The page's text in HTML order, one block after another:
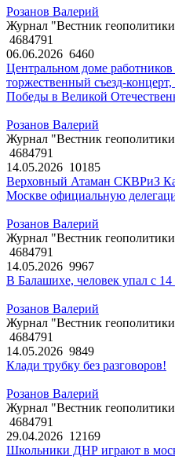
Розанов Валерий
Журнал "Вестник
4684791
06.06.2026 6460
Центральном доме работников
торжественный съезд-
Победы в Великой
Розанов Валерий
Журнал "Вестник
4684791
14.05.2026 10185
Верховный Атаман СКВРиЗ
Москве официальную
Розанов Валерий
Журнал "Вестник
4684791
14.05.2026 9967
В Балашихе, человек упал с 14
Розанов Валерий
Журнал "Вестник
4684791
14.05.2026 9849
Клади трубку без разговоров!
Розанов Валерий
Журнал "Вестник
4684791
29.04.2026 12169
Школьники ДНР играют в